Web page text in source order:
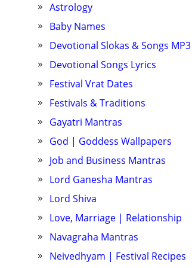
Astrology
Baby Names
Devotional Slokas & Songs MP3
Devotional Songs Lyrics
Festival Vrat Dates
Festivals & Traditions
Gayatri Mantras
God | Goddess Wallpapers
Job and Business Mantras
Lord Ganesha Mantras
Lord Shiva
Love, Marriage | Relationship
Navagraha Mantras
Neivedhyam | Festival Recipes